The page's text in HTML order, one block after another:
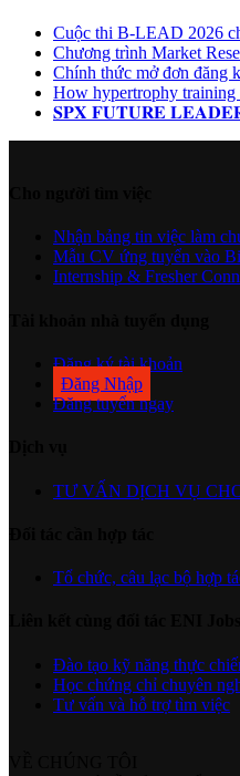
Cuộc thi B-LEAD 2026
Chương trình Market
Chính thức mở đơn
How hypertrophy training
𝐒𝐏𝐗 𝐅𝐔𝐓𝐔𝐑𝐄
Nhận bảng tin việc làm
Mẫu CV ứng tuyển vào
Internship & Fresher
Đăng ký tài khoản
Đăng Nhập
Đăng tuyển ngay
TƯ VẤN DỊCH VỤ
Tổ chức, câu lạc bộ hợp
Đào tạo kỹ năng thực
Học chứng chỉ chuyên
Tư vấn và hỗ trợ tìm việc